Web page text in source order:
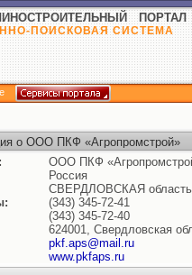
ПОРТАЛ
ПОИСКОВАЯ СИСТЕМА
о OOO ПКФ «Агропромстрой»
OOO ПКФ
Россия
СВЕРДЛОВСКАЯ область
(343) 345-72-41
(343) 345-72-40
624001, Свердловская
pkf.aps@mail.ru
www.pkfaps.ru